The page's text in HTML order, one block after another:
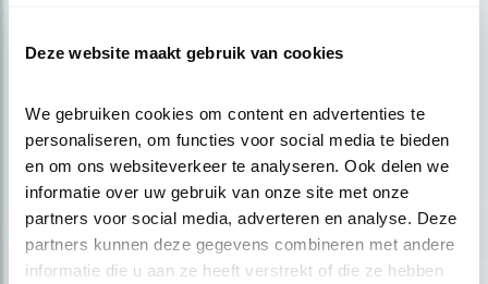
Deze website maakt gebruik van cookies
We gebruiken cookies om content en advertenties te
personaliseren, om functies voor social media te bieden
en om ons websiteverkeer te analyseren. Ook delen we
informatie over uw gebruik van onze site met onze
partners voor social media, adverteren en analyse. Deze
partners kunnen deze gegevens combineren met andere
informatie die u aan ze heeft verstrekt of die ze hebben